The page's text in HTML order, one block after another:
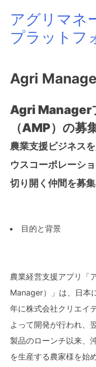
Skipアグリマネ
プラットフ
Agri
Agri Manager
（AMP）の募
農業支援ビジネス
ウスコーポレーシ
切り開く仲間を募集
目的と背景
農業経営支援アプリ「
Manager）」は、日本
年に株式会社クリエイ
よって開発が行われ、
製品のローンチ以来、
を生産する農家様を始